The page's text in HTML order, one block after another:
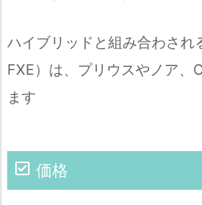
ハイブリッドと組み合わされ
FXE）は、プリウスやノア、
ます
価格